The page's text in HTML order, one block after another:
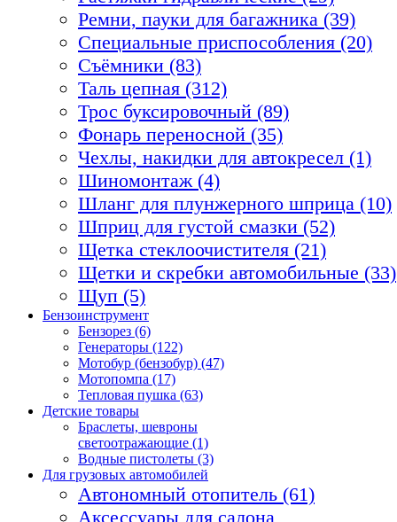
Ремни, пауки для багажника (39)
Специальные приспособления (20)
Съёмники (83)
Таль цепная (312)
Трос буксировочный (89)
Фонарь переносной (35)
Чехлы, накидки для автокресел (1)
Шиномонтаж (4)
Шланг для плунжерного шприца (10)
Шприц для густой смазки (52)
Щетка стеклоочистителя (21)
Щетки и скребки автомобильные (33)
Щуп (5)
Бензоинструмент
Бензорез (6)
Генераторы (122)
Мотобур (бензобур) (47)
Мотопомпа (17)
Тепловая пушка (63)
Детские товары
Браслеты, шевроны
светоотражающие (1)
Водные пистолеты (3)
Для грузовых автомобилей
Автономный отопитель (61)
Аксессуары для салона